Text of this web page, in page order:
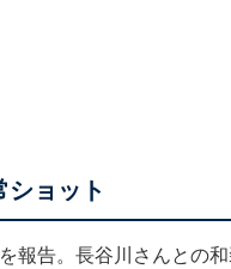
ショット
報告。長谷川さんとの